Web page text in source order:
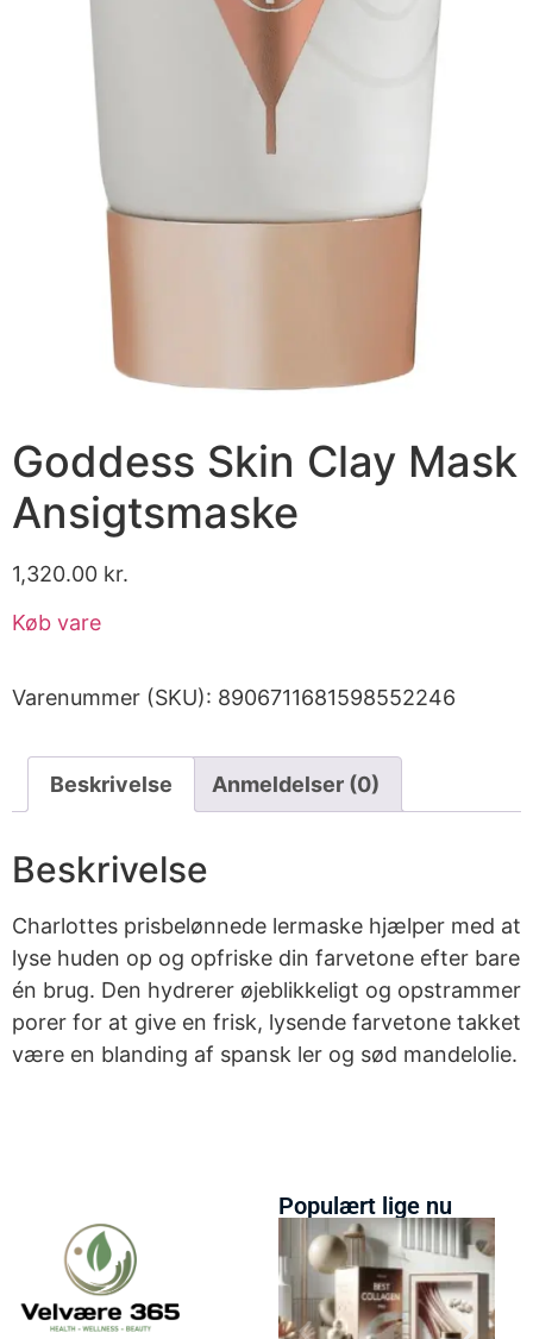
Goddess Skin Clay Mask
Ansigtsmaske
1,320.00 kr.
Køb vare
Varenummer (SKU): 8906711681598552246
Beskrivelse Anmeldelser (0)
Beskrivelse
Charlottes prisbelønnede lermaske hjælper med at
lyse huden op og opfriske din farvetone efter bare
én brug. Den hydrerer øjeblikkeligt og opstrammer
porer for at give en frisk, lysende farvetone takket
være en blanding af spansk ler og sød mandelolie.
Populært lige nu